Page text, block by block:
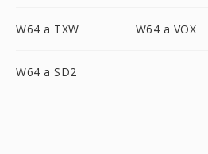
W64 a TXW W64 a VOX
W64 a SD2